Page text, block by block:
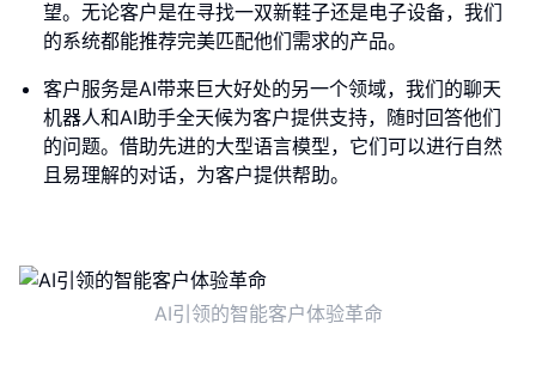
望。无论客户是在寻找一双新鞋子还是电子设备，我们
的系统都能推荐完美匹配他们需求的产品。
客户服务是AI带来巨大好处的另一个领域，我们的聊天
机器人和AI助手全天候为客户提供支持，随时回答他们
的问题。借助先进的大型语言模型，它们可以进行自然
且易理解的对话，为客户提供帮助。
AI引领的智能客户体验革命